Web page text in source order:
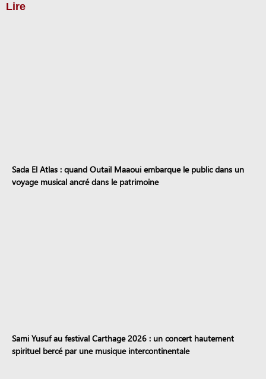
Lire
Sada El Atlas : quand Outail Maaoui embarque le public dans un
voyage musical ancré dans le patrimoine
Sami Yusuf au festival Carthage 2026 : un concert hautement
spirituel bercé par une musique intercontinentale